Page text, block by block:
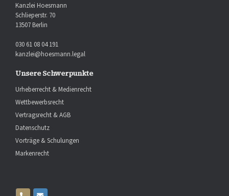
Kanzlei Hoesmann
Schlieperstr. 70
13507 Berlin
030 61 08 04 191
kanzlei@hoesmann.legal
Unsere Schwerpunkte
Urheberrecht & Medienrecht
Wettbewerbsrecht
Vertragsrecht & AGB
Datenschutz
Vorträge & Schulungen
Markenrecht